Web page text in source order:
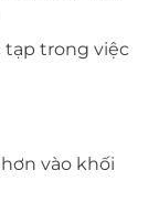
tạp trong việc
vào khối